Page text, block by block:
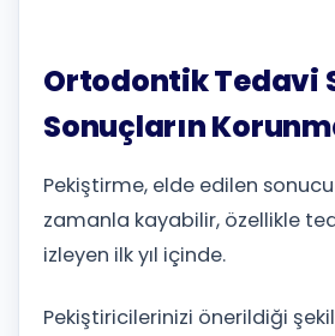
Ortodontik Tedavi
Sonuçların
Pekiştirme, elde edilen
zamanla kayabilir, özellikle
izleyen ilk yıl içinde.
Pekiştiricilerinizi önerildiği